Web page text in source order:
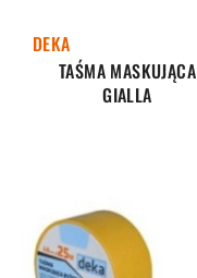
DEKA
TAŚMA MASKUJĄCA
GIALLA